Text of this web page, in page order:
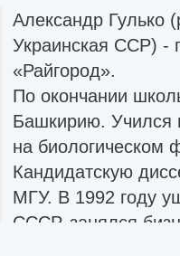
Александр Гулько
Украинская ССР) -
«Райгород».
По окончании
Башкирию. Учился
на биологическом
Кандидатскую
МГУ. В 1992 году
СССР, занялся